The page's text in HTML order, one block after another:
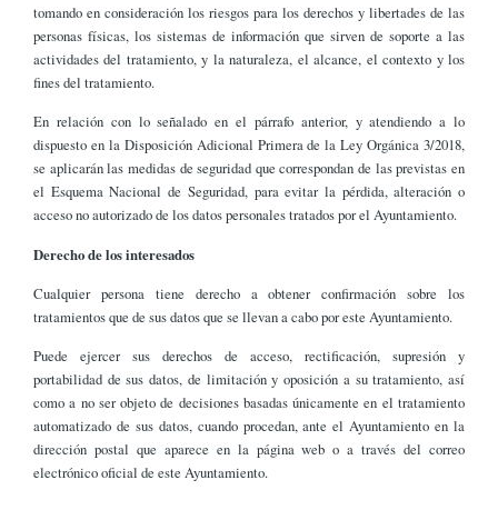
tomando en consideración los riesgos para los derechos y libertades de las
personas físicas, los sistemas de información que sirven de soporte a las
actividades del tratamiento, y la naturaleza, el alcance, el contexto y los
fines del tratamiento.
En relación con lo señalado en el párrafo anterior, y atendiendo a lo
dispuesto en la Disposición Adicional Primera de la Ley Orgánica 3/2018,
se aplicarán las medidas de seguridad que correspondan de las previstas en
el Esquema Nacional de Seguridad, para evitar la pérdida, alteración o
acceso no autorizado de los datos personales tratados por el Ayuntamiento.
Derecho de los interesados
Cualquier persona tiene derecho a obtener confirmación sobre los
tratamientos que de sus datos que se llevan a cabo por este Ayuntamiento.
Puede ejercer sus derechos de acceso, rectificación, supresión y
portabilidad de sus datos, de limitación y oposición a su tratamiento, así
como a no ser objeto de decisiones basadas únicamente en el tratamiento
automatizado de sus datos, cuando procedan, ante el Ayuntamiento en la
dirección postal que aparece en la página web o a través del correo
electrónico oficial de este Ayuntamiento.